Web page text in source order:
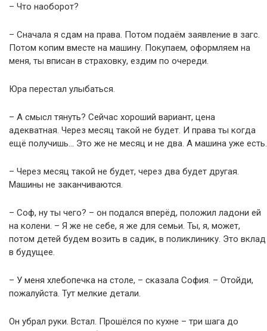
– Что наоборот?
– Сначала я сдам на права. Потом подаём заявление в загс.
Потом копим вместе на машину. Покупаем, оформляем на
меня, ты вписан в страховку, ездим по очереди.
Юра перестал улыбаться.
– А смысл тянуть? Сейчас хороший вариант, цена
адекватная. Через месяц такой не будет. И права ты когда
ещё получишь… Это же не месяц и не два. А машина уже есть.
– Через месяц такой не будет, через два будет другая.
Машины не заканчиваются.
– Соф, ну ты чего? – он подался вперёд, положил ладони ей
на колени. – Я же не себе, я же для семьи. Ты, я, может,
потом детей будем возить в садик, в поликлинику. Это вклад
в будущее.
– У меня хлебопечка на столе, – сказала София. – Отойди,
пожалуйста. Тут мелкие детали.
Он убрал руки. Встал. Прошёлся по кухне – три шага до